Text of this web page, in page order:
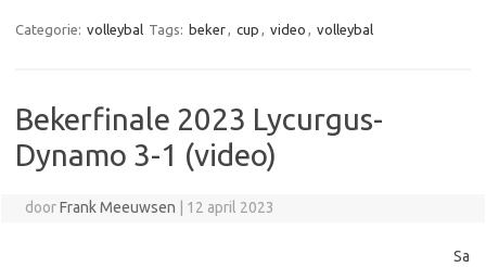
Categorie: volleybal Tags: beker, cup , video , volleybal
Bekerfinale 2023 Lycurgus-
Dynamo 3-1 (video)
doorFrank Meeuwsen 12 april 2023
Sa